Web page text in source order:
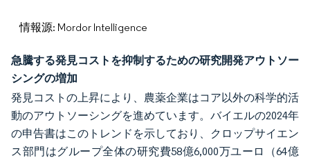
情報源: Mordor Intelligence
急騰する発見コストを抑制するための研究開発アウトソー
シングの増加
発見コストの上昇により、農薬企業はコア以外の科学的活
動のアウトソーシングを進めています。バイエルの2024年
の申告書はこのトレンドを示しており、クロップサイエン
ス部門はグループ全体の研究費58億6,000万ユーロ（64億